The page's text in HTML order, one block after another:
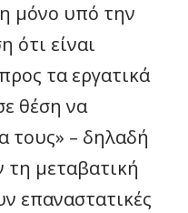
μόνο υπό την
είναι
τα εργατικά
θέση να
τους» – δηλαδή
μεταβατική
επαναστατικές